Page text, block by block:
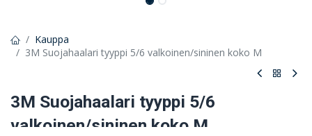
Kauppa
3M Suojahaalari tyyppi 5/6 valkoinen/sininen koko M
3M Suojahaalari tyyppi 5/6
valkoinen/sininen koko M